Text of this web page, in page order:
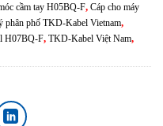
cầm tay H05BQ-F, Cáp cho máy
phân phố TKD-Kabel Vietnam,
H07BQ-F, TKD-Kabel Việt Nam,